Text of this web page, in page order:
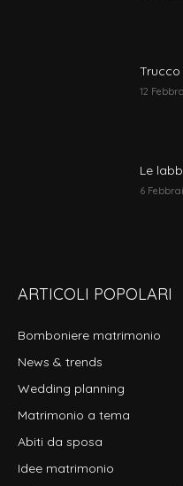
12
Le
6
ARTICOLI POPOLARI
Bomboniere matrimonio
News & trends
Wedding planning
Matrimonio a tema
Abiti da sposa
Idee matrimonio